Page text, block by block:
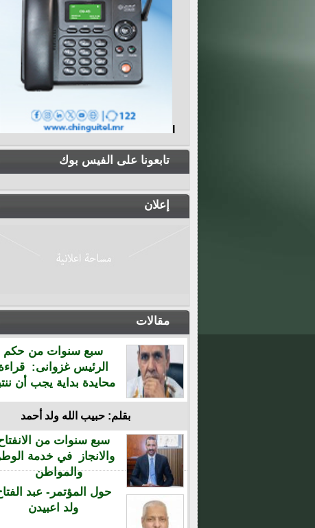
تابعونا على الفيس بوك
إعلان
مقالات
سبع سنوات من حكم
الرئيس غزوانى:
محايدة بداية يجب أن
بقلم: حبيب الله ولد أحمد
سبع سنوات من
والانجاز في خدمة
والمواطن
حول المؤتمر- عبد
ولد اعبيدن